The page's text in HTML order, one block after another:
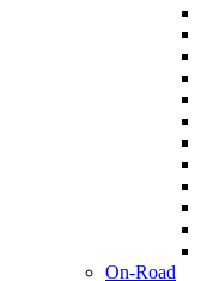
On-Road